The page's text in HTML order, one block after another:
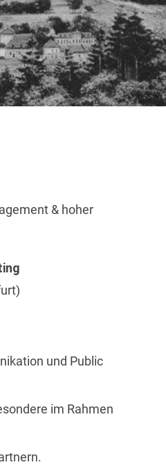
& hoher
und Public
im Rahmen